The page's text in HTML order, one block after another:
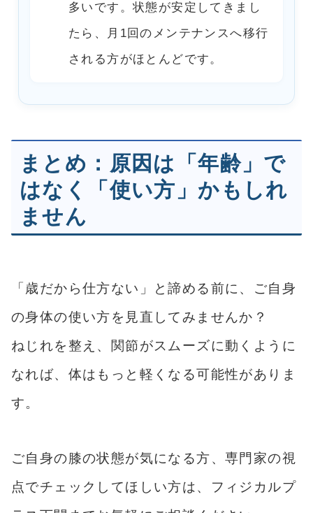
多いです。状態が安定してきまし
たら、月1回のメンテナンスへ移行
される方がほとんどです。
まとめ：原因は「年齢」で
はなく「使い方」かもしれ
ません
「歳だから仕方ない」と諦める前に、ご自身
の身体の使い方を見直してみませんか？
ねじれを整え、関節がスムーズに動くように
なれば、体はもっと軽くなる可能性がありま
す。
ご自身の膝の状態が気になる方、専門家の視
点でチェックしてほしい方は、フィジカルプ